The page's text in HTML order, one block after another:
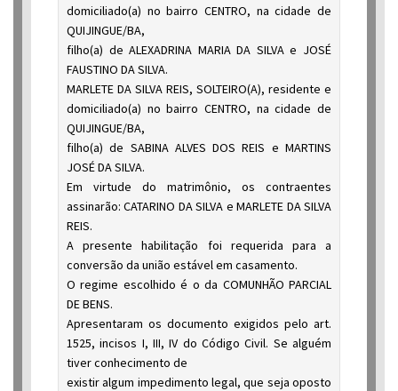
domiciliado(a) no bairro CENTRO, na cidade de
QUIJINGUE/BA,
filho(a) de ALEXADRINA MARIA DA SILVA e JOSÉ
FAUSTINO DA SILVA.
MARLETE DA SILVA REIS, SOLTEIRO(A), residente e
domiciliado(a) no bairro CENTRO, na cidade de
QUIJINGUE/BA,
filho(a) de SABINA ALVES DOS REIS e MARTINS
JOSÉ DA SILVA.
Em virtude do matrimônio, os contraentes
assinarão: CATARINO DA SILVA e MARLETE DA SILVA
REIS.
A presente habilitação foi requerida para a
conversão da união estável em casamento.
O regime escolhido é o da COMUNHÃO PARCIAL
DE BENS.
Apresentaram os documento exigidos pelo art.
1525, incisos I, III, IV do Código Civil. Se alguém
tiver conhecimento de
existir algum impedimento legal, que seja oposto